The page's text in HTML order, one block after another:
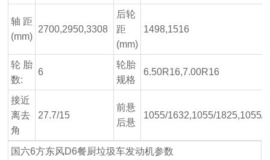
轴 距
(mm)
2700,2950,3308
后轮
距
(mm)
1498,1516
轮 胎
数:
6
轮胎
规格
6.50R16,7.00R16
接近
离去
角
27.7/15
前悬
后悬
1055/1632,1055/1825,1055/
国六6方东风D6餐厨垃圾车发动机参数